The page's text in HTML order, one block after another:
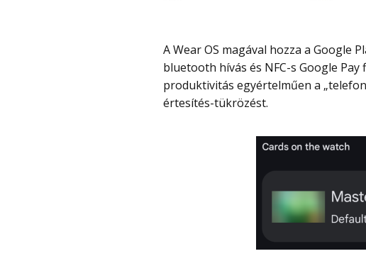
A Wear OS magával hozza a Google Play-appokat, Google Assistantot és van GPS,
bluetooth hívás és NFC-s Google
produktivitás egyértelműen a
értesítés-tükrözést.